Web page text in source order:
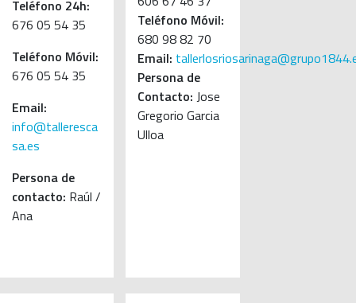
Teléfono 24h:
676 05 54 35
Teléfono Móvil:
676 05 54 35
Email:
info@talleresca
sa.es
Persona de
contacto: Raúl /
Ana
Teléfono Móvil:
680 98 82 70
Email:
Persona de
Contacto: Jose
Gregorio Garcia
Ulloa